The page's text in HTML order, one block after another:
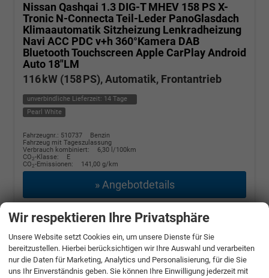
Nissan Qashqai 1.3 DIG-T MHEV 158 PS X-
Tronic N-Connecta Teil-Leder PanoGlasdach
Klimaautomatik Sitzheizung Lenkradheizung
Navi ACC PDC v+h 360°Kamera DAB
Bluetooth Touchscreen Apple CarPlay Android
Auto 18"LM
116 kW (158 PS), Automatik, Frontantrieb
unverbindliche Lieferzeit: 14 Tage
Pearl White
Fahrzeugnr.: 510737
Benzin
Fahrzeug mit Tageszulassung
Verbrauch kombiniert:
6,30 l/100km
CO2-Klasse:
E
CO2-Emissionen: 141,00 g/km
» Angebotdetails
27.390,– €
incl. 19% MwSt.
Wir respektieren Ihre Privatsphäre
Unsere Website setzt Cookies ein, um unsere Dienste für Sie
bereitzustellen. Hierbei berücksichtigen wir Ihre Auswahl und verarbeiten
nur die Daten für Marketing, Analytics und Personalisierung, für die Sie
uns Ihr Einverständnis geben. Sie können Ihre Einwilligung jederzeit mit